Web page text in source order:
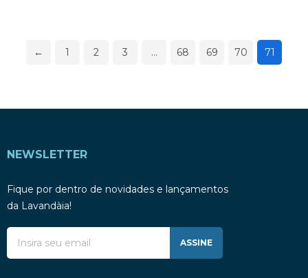
← 1 2 3 … 68 69 70 71
NEWSLETTER
Fique por dentro de novidades e lançamentos
da Lavandàia!
ASSINE